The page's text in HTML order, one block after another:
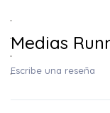
Medias
Escribe una reseña